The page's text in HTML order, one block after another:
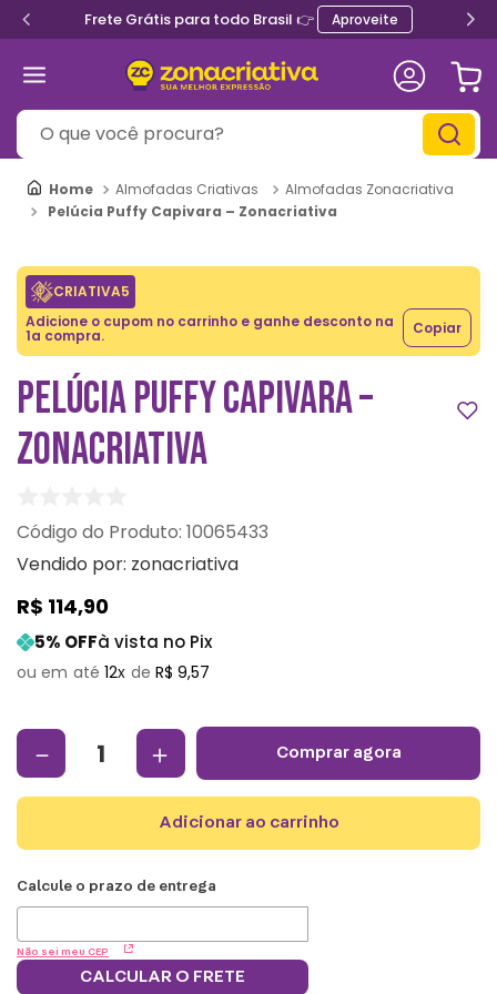
Frete Grátis para todo Brasil 👉 Aproveite
O que você procura?
Almofadas Criativas
Almofadas Zonacriativa
Pelúcia Puffy Capivara – Zonacriativa
CRIATIVA5
Adicione o cupom no carrinho e ganhe desconto na
1a compra. Copiar
PELÚCIA PUFFY CAPIVARA –
ZONACRIATIVA
: 10065433
Vendido por: zonacriativa
R$ 114,90
5% OFFà vista no Pix
12 R$ 9,57
＋
－ comprar agora
adicionar ao carrinho
Não sei meu CEP
CALCULAR O FRETE